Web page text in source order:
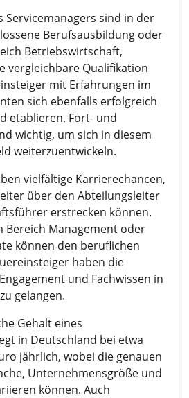
Servicemanagers sind in der
Berufsausbildung oder
Betriebswirtschaft,
vergleichbare Qualifikation
mit Erfahrungen im
sich ebenfalls erfolgreich
etablieren. Fort- und
wichtig, um sich in diesem
weiterzuentwickeln.
vielfältige Karrierechancen,
über den Abteilungsleiter
erstrecken können.
Bereich Management oder
können den beruflichen
haben die
und Fachwissen in
gelangen.
Gehalt eines
in Deutschland bei etwa
jährlich, wobei die genauen
Unternehmensgröße und
können. Auch